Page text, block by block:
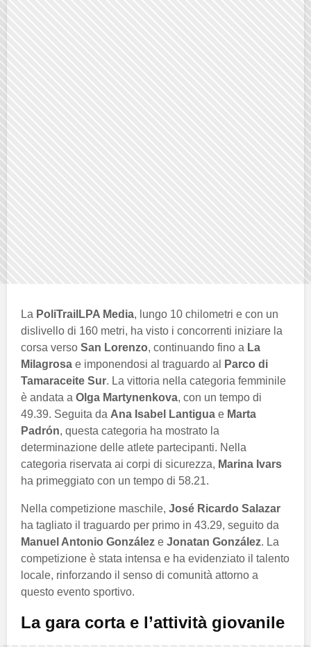
La PoliTrailLPA Media, lungo 10 chilometri e con un
dislivello di 160 metri, ha visto i concorrenti iniziare la
corsa verso San Lorenzo, continuando fino a La
Milagrosa e imponendosi al traguardo al
Parco di
Tamaraceite Sur. La vittoria nella categoria femminile
è andata a Olga Martynenkova, con un tempo di
49.39. Seguita da Ana Isabel Lantigua e Marta
Padrón, questa categoria ha mostrato la
determinazione delle atlete partecipanti. Nella
categoria riservata ai corpi di sicurezza, Marina Ivars
ha primeggiato con un tempo di 58.21.
Nella competizione maschile, José Ricardo Salazar
ha tagliato il traguardo per primo in 43.29, seguito da
Manuel Antonio González e Jonatan González. La
competizione è stata intensa e ha evidenziato il talento
locale, rinforzando il senso di comunità attorno a
questo evento sportivo.
La gara corta e l’attività giovanile